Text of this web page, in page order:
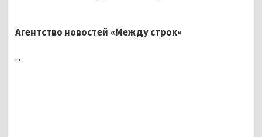
Агентство новостей «Между строк»
...